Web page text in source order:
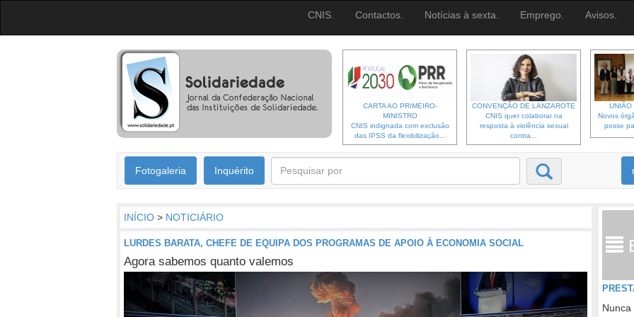
CNIS. Contactos. Notícias à sexta. Emprego. Avisos.
CARTA AO PRIMEIRO-
MINISTRO
CNIS indignada com exclusão
das IPSS da flexibilização...
CONVENÇÃO DE LANZAROTE
CNIS quer colaborar na
resposta à violência sexual
contra...
UNIÃO
Novos
posse
Fotogaleria Inquérito
INÍCIO > NOTICIÁRIO
LURDES BARATA, CHEFE DE EQUIPA DOS PROGRAMAS DE APOIO À ECONOMIA SOCIAL
Agora sabemos quanto valemos